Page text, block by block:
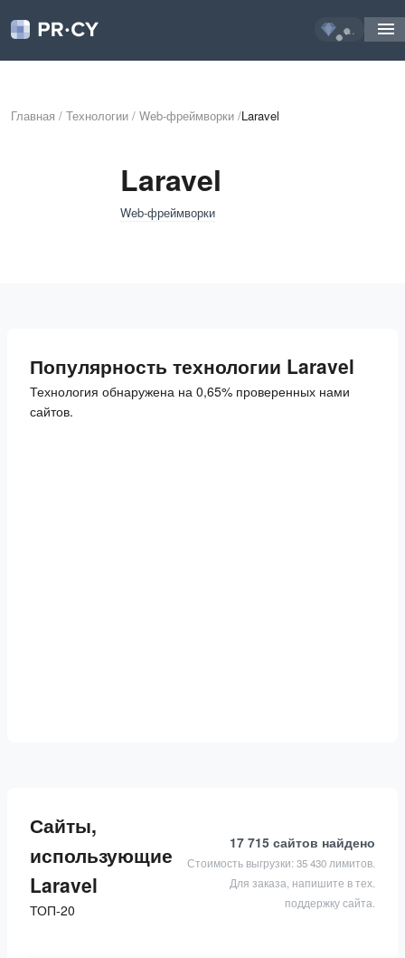
...
Главная / Технологии / Web-фреймворки /Laravel
Laravel
Web-фреймворки
Популярность технологии Laravel
Технология обнаружена на 0,65% проверенных нами
сайтов.
Сайты,
использующие
Laravel
ТОП-20
17 715 сайтов найдено
Стоимость выгрузки: 35 430 лимитов.
Для заказа, напишите в тех.
поддержку сайта.